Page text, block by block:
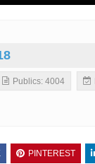
Publics: 4004
PINTEREST